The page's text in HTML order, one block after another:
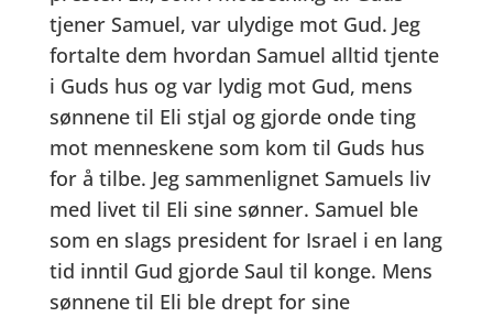
tjener Samuel, var ulydige mot Gud. Jeg
fortalte dem hvordan Samuel alltid tjente
i Guds hus og var lydig mot Gud, mens
sønnene til Eli stjal og gjorde onde ting
mot menneskene som kom til Guds hus
for å tilbe. Jeg sammenlignet Samuels liv
med livet til Eli sine sønner. Samuel ble
som en slags president for Israel i en lang
tid inntil Gud gjorde Saul til konge. Mens
sønnene til Eli ble drept for sine